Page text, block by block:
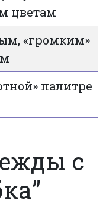
цветам
«громким»
палитре
с